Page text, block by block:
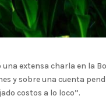
extensa charla en la
y sobre una cuenta
costos a lo loco”.